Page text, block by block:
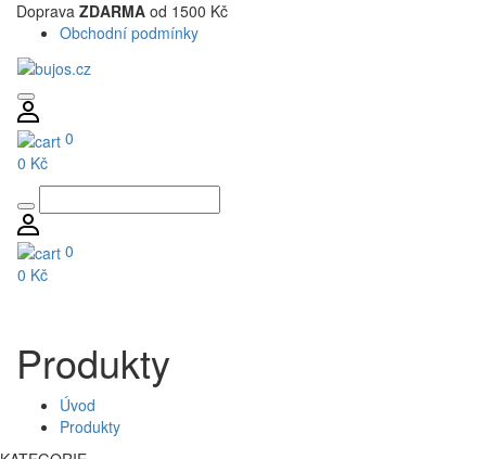
Doprava ZDARMA od 1500 Kč
Obchodní podmínky
0
0 Kč
0
0 Kč
Produkty
Úvod
Produkty